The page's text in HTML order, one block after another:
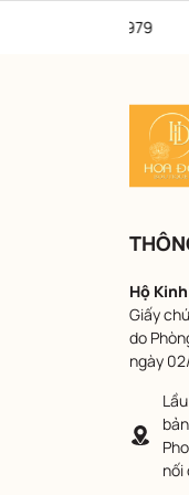
Nhà
Hộ
Giấy
do
ngày
nối